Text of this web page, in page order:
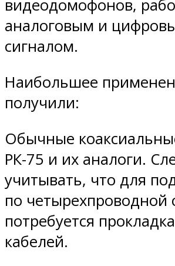
видеодомофонов,
аналоговым и
сигналом.
Наибольшее
получили:
Обычные
РК-75 и их аналоги.
учитывать, что для
по четырехпроводной
потребуется
кабелей.